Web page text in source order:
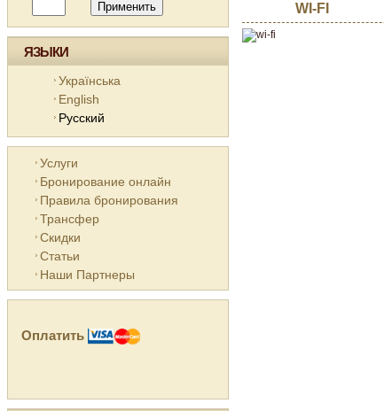
ЯЗЫКИ
Українська
English
Русский
Услуги
Бронирование онлайн
Правила бронирования
Трансфер
Скидки
Статьи
Наши Партнеры
Оплатить
WI-FI